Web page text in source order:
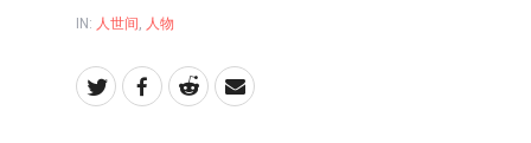
IN: 人世间 , 人物